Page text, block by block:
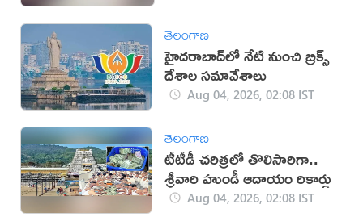
తెలంగాణ
హైదరాబాద్‌లో నేటి నుంచి బ్రిక్స్
దేశాల సమావేశాలు
Aug 04, 2026, 02:08 IST
తెలంగాణ
టీటీడీ చరిత్రలో తొలిసారిగా..
శ్రీవారి హుండీ ఆదాయం రికార్డు
Aug 04, 2026, 02:08 IST